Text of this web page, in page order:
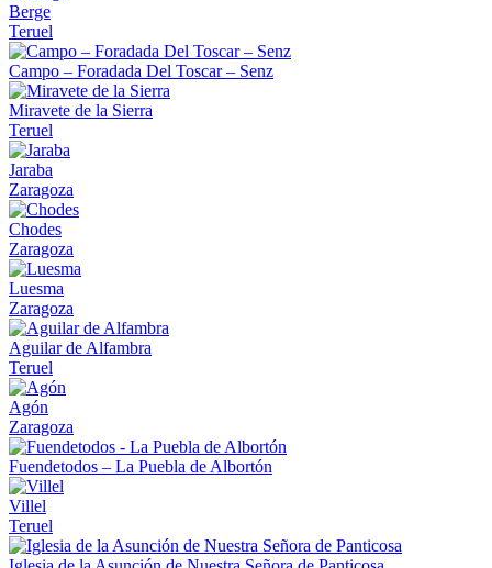
Berge
Teruel
Campo – Foradada Del Toscar – Senz
Miravete de la Sierra
Teruel
Jaraba
Zaragoza
Chodes
Zaragoza
Luesma
Zaragoza
Aguilar de Alfambra
Teruel
Agón
Zaragoza
Fuendetodos – La Puebla de Albortón
Villel
Teruel